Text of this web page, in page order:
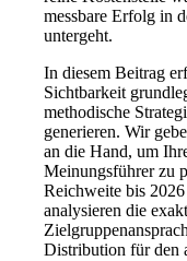
messbare Erfolg in
untergeht.
In diesem Beitrag
Sichtbarkeit
methodische
generieren. Wir
an die Hand, um
Meinungsführer zu
Reichweite bis
analysieren die
Distribution für den